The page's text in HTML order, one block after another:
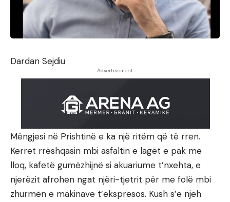
Dardan Sejdiu
- Advertisement -
Mëngjesi në Prishtinë e ka një ritëm që të rren.
Kerret rrëshqasin mbi asfaltin e lagët e pak me
lloq, kafetë gumëzhijnë si akuariume t’nxehta, e
njerëzit afrohen ngat njëri-tjetrit për me folë mbi
zhurmën e makinave t’ekspresos. Kush s’e njeh